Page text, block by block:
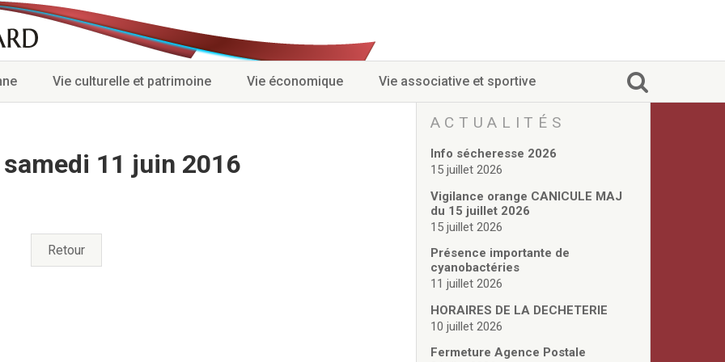
Vie culturelle et patrimoine Vie économique Vie associative et sportive
11 juin 2016
Retour
ACTUALITÉS
Info sécheresse 2026
15 juillet 2026
Vigilance orange CANICULE MAJ
du 15 juillet 2026
15 juillet 2026
Présence importante de
cyanobactéries
11 juillet 2026
HORAIRES DE LA DECHETERIE
10 juillet 2026
Fermeture Agence Postale